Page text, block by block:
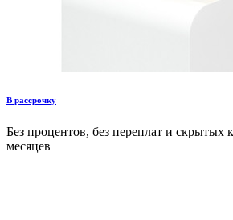
В рассрочку
Без процентов, без переплат и скрытых
месяцев